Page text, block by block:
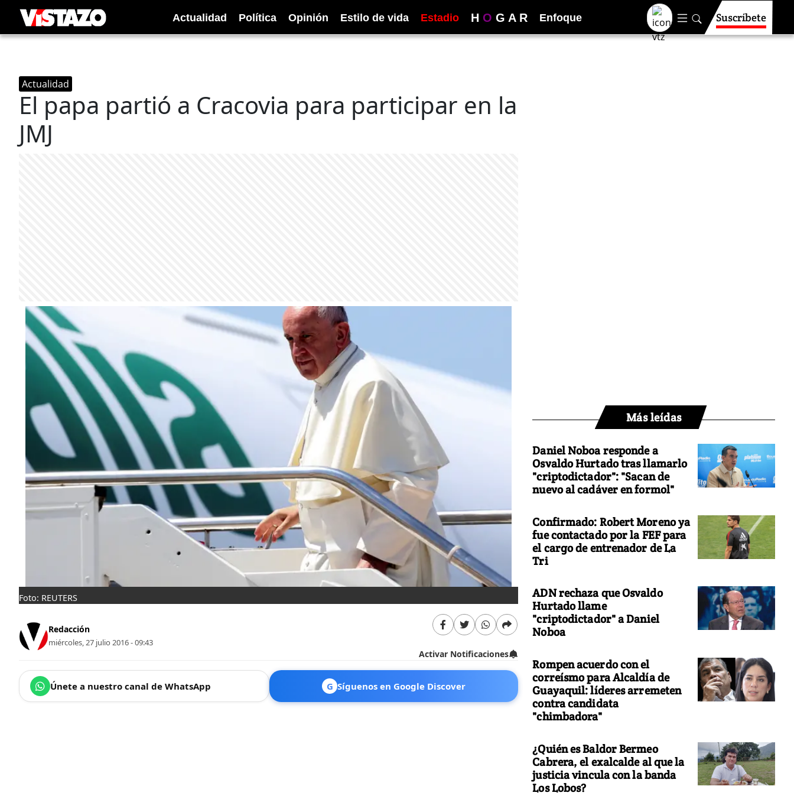
Actualidad Política Opinión Estilo de vida Estadio H O G A R Enfoque Suscríbete
Actualidad
El papa partió a Cracovia para participar en la
JMJ
Foto: REUTERS
Redacción
miércoles, 27 julio 2016 - 09:43
Activar Notificaciones
Únete a nuestro canal de WhatsApp G Síguenos en Google Discover
Más leídas
Daniel Noboa responde a
Osvaldo Hurtado tras llamarlo
"criptodictador": "Sacan de
nuevo al cadáver en formol"
Confirmado: Robert Moreno ya
fue contactado por la FEF para
el cargo de entrenador de La
Tri
ADN rechaza que Osvaldo
Hurtado llame
"criptodictador" a Daniel
Noboa
Rompen acuerdo con el
correísmo para Alcaldía de
Guayaquil: líderes arremeten
contra candidata
"chimbadora"
¿Quién es Baldor Bermeo
Cabrera, el exalcalde al que la
justicia vincula con la banda
Los Lobos?